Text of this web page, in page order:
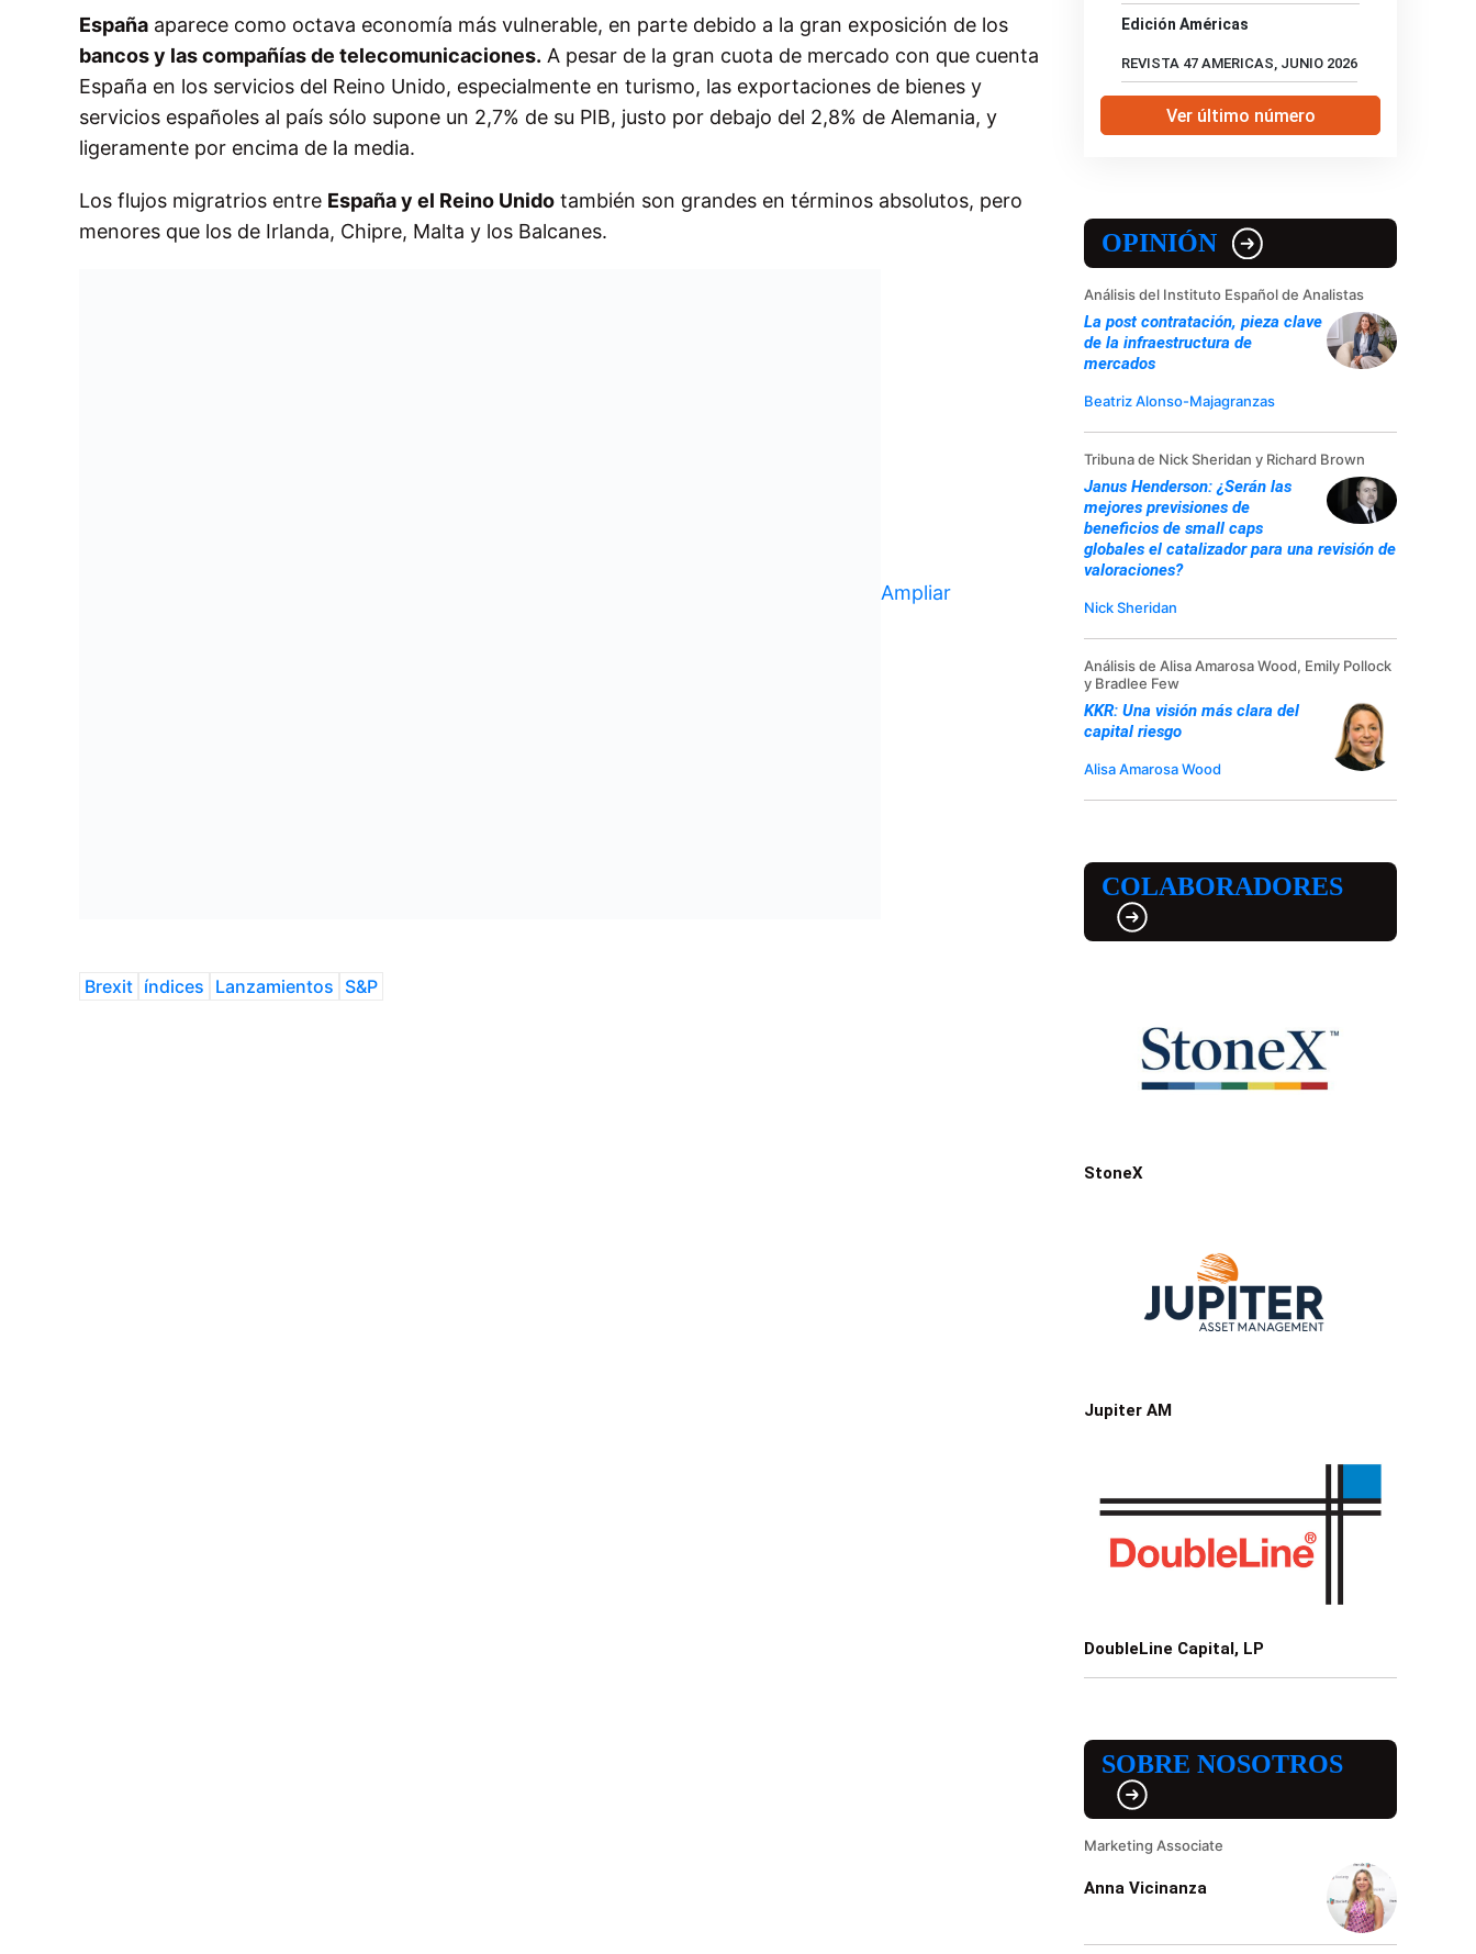
España aparece como octava economía más vulnerable, en parte debido a la gran exposición de los
bancos y las compañías de telecomunicaciones. A pesar de la gran cuota de mercado con que cuenta
España en los servicios del Reino Unido, especialmente en turismo, las exportaciones de bienes y
servicios españoles al país sólo supone un 2,7% de su PIB, justo por debajo del 2,8% de Alemania, y
ligeramente por encima de la media.
Los flujos migratrios entre España y el Reino Unido también son grandes en términos absolutos, pero
menores que los de Irlanda, Chipre, Malta y los Balcanes.
Ampliar
Brexit índices Lanzamientos S&P
Edición Américas
REVISTA 47 AMERICAS, JUNIO 2026
Ver último número
OPINIÓN
Análisis del Instituto Español de Analistas
La post contratación, pieza clave
de la infraestructura de
mercados
Beatriz Alonso-Majagranzas
Tribuna de Nick Sheridan y Richard Brown
Janus Henderson: ¿Serán las
mejores previsiones de
beneficios de small caps
globales el catalizador para una revisión de
valoraciones?
Nick Sheridan
Análisis de Alisa Amarosa Wood, Emily Pollock
y Bradlee Few
KKR: Una visión más clara del
capital riesgo
Alisa Amarosa Wood
COLABORADORES
StoneX
Jupiter AM
DoubleLine Capital, LP
SOBRE NOSOTROS
Marketing Associate
Anna Vicinanza